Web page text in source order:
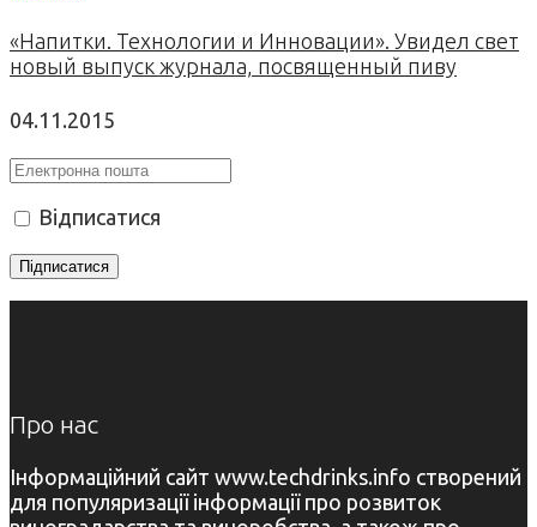
«Напитки. Технологии и Инновации». Увидел свет
новый выпуск журнала, посвященный пиву
04.11.2015
Відписатися
Про нас
Інформаційний сайт www.techdrinks.info створений
для популяризації інформації про розвиток